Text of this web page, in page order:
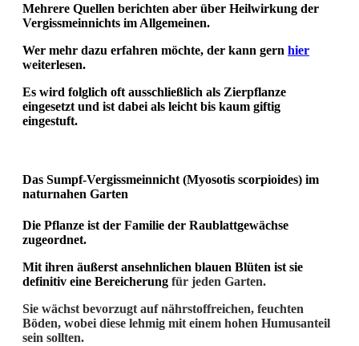
Mehrere Quellen berichten aber über Heilwirkung der
Vergissmeinnichts im Allgemeinen.
Wer mehr dazu erfahren möchte, der kann gern hier
weiterlesen.
Es wird folglich oft ausschließlich als Zierpflanze
eingesetzt und ist dabei als leicht bis kaum giftig
eingestuft.
Das Sumpf-Vergissmeinnicht (Myosotis scorpioides) im
naturnahen Garten
Die Pflanze ist der Familie der Raublattgewächse
zugeordnet.
Mit ihren äußerst ansehnlichen blauen Blüten ist sie
definitiv eine Bereicherung für jeden Garten.
Sie wächst bevorzugt auf nährstoffreichen, feuchten
Böden, wobei diese lehmig mit einem hohen Humusanteil
sein sollten.